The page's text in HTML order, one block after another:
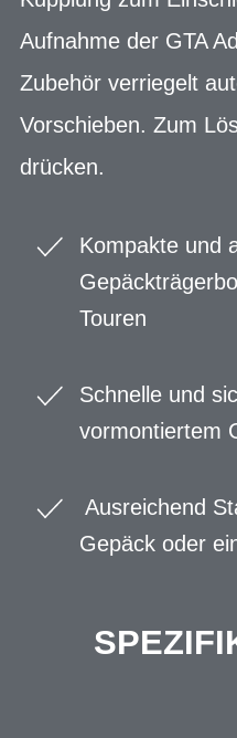
Aufnahme der GTA
Zubehör verriegelt
Vorschieben. Zum
drücken.
Kompakte und
Touren
Schnelle und
vormontiertem
Ausreichend
Gepäck oder